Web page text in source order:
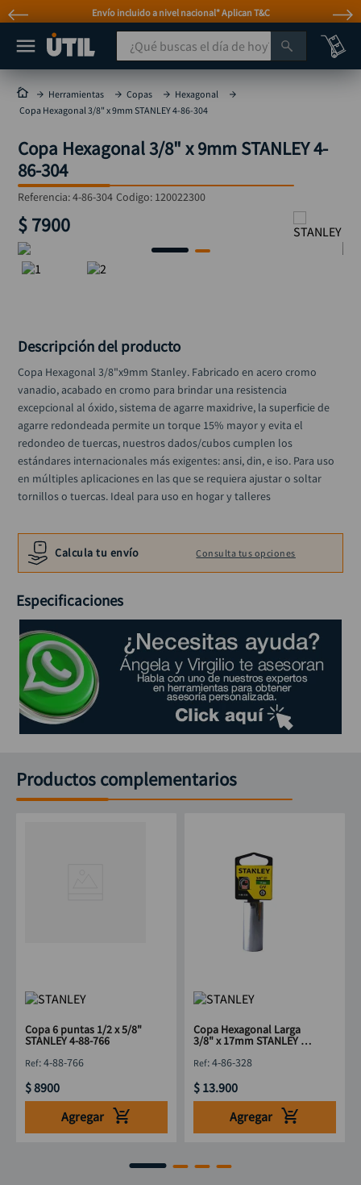
Envío incluido a nivel nacional* Aplican T&C
¿Qué buscas el día de hoy?
Herramientas Copas
Hexagonal
Copa Hexagonal 3/8" x 9mm STANLEY 4-86-304
Copa Hexagonal 3/8" x 9mm STANLEY 4-
86-304
Referencia:4-86-304 Codigo: 120022300
$7900
Descripción del producto
Copa Hexagonal 3/8"x9mm Stanley. Fabricado en acero cromo
vanadio, acabado en cromo para brindar una resistencia
excepcional al óxido, sistema de agarre maxidrive, la superficie de
agarre redondeada permite un torque 15% mayor y evita el
redondeo de tuercas, nuestros dados/cubos cumplen los
estándares internacionales más exigentes: ansi, din, e iso. Para uso
en múltiples aplicaciones en las que se requiera ajustar o soltar
tornillos o tuercas. Ideal para uso en hogar y talleres
Calcula tu envío Consulta tus opciones
Especificaciones
Productos complementarios
Copa 6 puntas 1/2 x 5/8"
STANLEY 4-88-766
:4-88-766
$8900
Agregar
Copa Hexagonal Larga
3/8" x 17mm STANLEY 4-
:4-86-328
$ 13.900
Agregar
MÁS BUSCADOS
taladro
taladros pulidoras
compresor
llave
sierra circular
ruteadora
rueda
alicate